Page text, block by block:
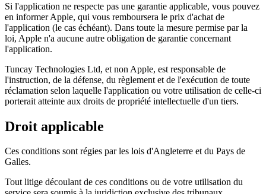
Si l'application ne respecte pas une garantie applicable, vous pouvez
en informer Apple, qui vous remboursera le prix d'achat de
l'application (le cas échéant). Dans toute la mesure permise par la
loi, Apple n'a aucune autre obligation de garantie concernant
l'application.
Tuncay Technologies Ltd, et non Apple, est responsable de
l'instruction, de la défense, du règlement et de l'exécution de toute
réclamation selon laquelle l'application ou votre utilisation de celle-ci
porterait atteinte aux droits de propriété intellectuelle d'un tiers.
Droit applicable
Ces conditions sont régies par les lois d'Angleterre et du Pays de
Galles.
Tout litige découlant de ces conditions ou de votre utilisation du